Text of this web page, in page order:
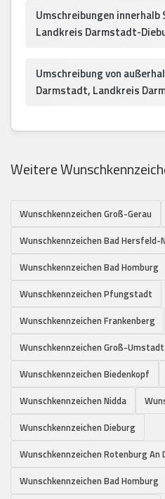
Umschreibungen
Landkreis Darmstadt-
Umschreibung von
Darmstadt, Landkreis
Weitere
Wunschkennzeichen Groß-Gerau
Wunschkennzeichen Bad Hersfeld-
Wunschkennzeichen Bad Homburg
Wunschkennzeichen Pfungstadt
Wunschkennzeichen Frankenberg
Wunschkennzeichen Groß-Umstadt
Wunschkennzeichen Biedenkopf
Wunschkennzeichen Nidda
Wunschkennzeichen Dieburg
Wunschkennzeichen Rotenburg An
Wunschkennzeichen Bad Homburg